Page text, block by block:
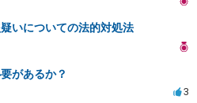
いについての法的対処法
があるか？
3